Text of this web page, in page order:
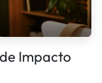
Impacto